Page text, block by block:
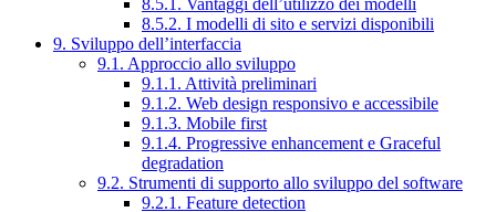
8.5.2. I modelli di sito e servizi disponibili
9. Sviluppo dell’interfaccia
9.1. Approccio allo sviluppo
9.1.1. Attività preliminari
9.1.2. Web design responsivo e accessibile
9.1.3. Mobile first
9.1.4. Progressive enhancement e Graceful
degradation
9.2. Strumenti di supporto allo sviluppo del software
9.2.1. Feature detection